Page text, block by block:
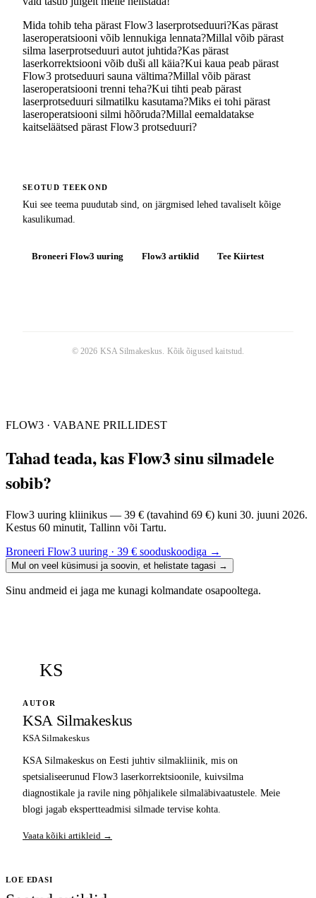
Mida tohib teha pärast Flow3 laserprotseduuri?Kas pärast
laseroperatsiooni võib lennukiga lennata?Millal võib pärast
silma laserprotseduuri autot juhtida?Kas pärast
laserkorrektsiooni võib duši all käia?Kui kaua peab pärast
Flow3 protseduuri sauna vältima?Millal võib pärast
laseroperatsiooni trenni teha?Kui tihti peab pärast
laserprotseduuri silmatilku kasutama?Miks ei tohi pärast
laseroperatsiooni silmi hõõruda?Millal eemaldatakse
kaitseläätsed pärast Flow3 protseduuri?
SEOTUD TEEKOND
Kui see teema puudutab sind, on järgmised lehed tavaliselt kõige
kasulikumad.
Broneeri Flow3 uuring Flow3 artiklid Tee Kiirtest
© 2026 KSA Silmakeskus . Kõik õigused kaitstud.
FLOW3 · VABANE PRILLIDEST
Tahad teada, kas Flow3 sinu silmadele
sobib?
Flow3 uuring kliinikus — 39 € (tavahind 69 €) kuni 30. juuni 2026.
Kestus 60 minutit, Tallinn või Tartu.
Broneeri Flow3 uuring · 39 € sooduskoodiga →
Mul on veel küsimusi ja soovin, et helistate tagasi →
Sinu andmeid ei jaga me kunagi kolmandate osapooltega.
KS
AUTOR
KSA Silmakeskus
KSA Silmakeskus
KSA Silmakeskus on Eesti juhtiv silmakliinik, mis on
spetsialiseerunud Flow3 laserkorrektsioonile, kuivsilma
diagnostikale ja ravile ning põhjalikele silmaläbivaatustele. Meie
blogi jagab ekspertteadmisi silmade tervise kohta.
Vaata kõiki artikleid →
LOE EDASI